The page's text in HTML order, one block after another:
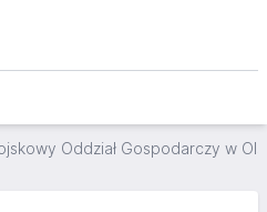
Oddział Gospodarczy w